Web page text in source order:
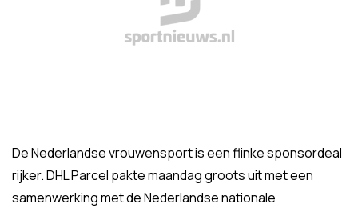
De Nederlandse vrouwensport is een flinke sponsordeal
rijker. DHL Parcel pakte maandag groots uit met een
samenwerking met de Nederlandse nationale